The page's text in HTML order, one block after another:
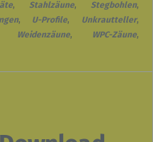
, Stahlzäune, Stegbohlen,
, U-Profile, Unkrautteller,
Weidenzäune, WPC-Zäune,